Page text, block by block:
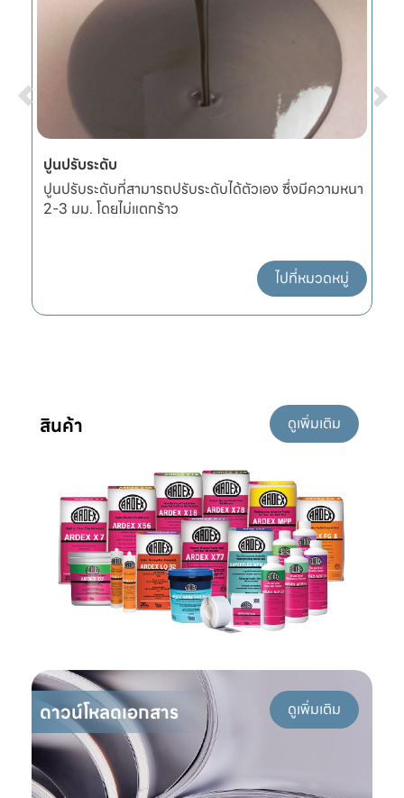
ปูนปรับระดับ
ปูนปรับระดับที่สามารถปรับระดับได้ตัวเอง ซึ่งมีความหนา
2-3 มม. โดยไม่แตกร้าว
ไปที่หมวดหมู่
สินค้า ดูเพิ่มเติม
ดาวน์โหลดเอกสาร ดูเพิ่มเติม